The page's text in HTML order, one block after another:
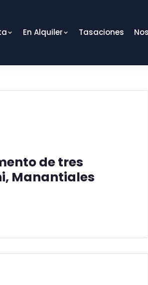
En Alquiler Tasaciones
de tres
Manantiales